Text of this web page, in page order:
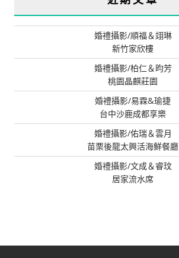
婚禮攝影/順福＆翊琳
新竹家欣樓
婚禮攝影/柏仁＆昀芳
桃園晶麒莊園
婚禮攝影/易霖&瑜捷
台中沙鹿成都享樂
婚禮攝影/佑瑞＆雲月
苗栗後龍太興活海鮮餐廳
婚禮攝影/文成＆睿玟
居家流水席